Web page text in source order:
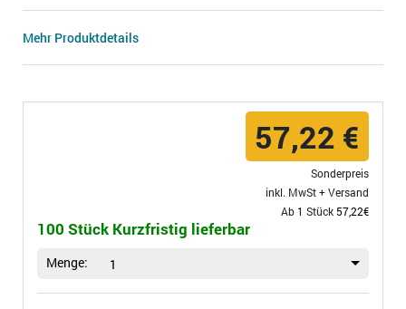
Mehr Produktdetails
57,22 €
Sonderpreis
inkl. MwSt +Versand
Ab 1 Stück 57,22€
100 Stück Kurzfristig lieferbar
Menge: 1